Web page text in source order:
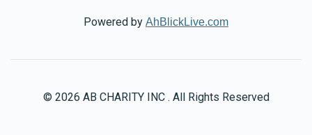
Powered by AhBlickLive.com
© 2026 AB CHARITY INC . All Rights Reserved